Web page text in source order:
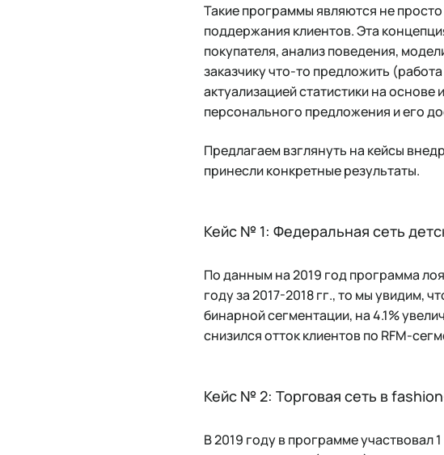
Такие программы являются не
поддержания клиентов. Эта
покупателя, анализ поведения,
заказчику что-то предложить
актуализацией статистики на
персонального предложения и его
Предлагаем взглянуть на кейсы
принесли конкретные результаты.
Кейс № 1: Федеральная сеть
По данным на 2019 год программа
году за 2017-2018 гг., то мы увидим,
бинарной сегментации, на 4.1%
снизился отток клиентов по RFM-
Кейс № 2: Торговая сеть в
В 2019 году в программе участвовал